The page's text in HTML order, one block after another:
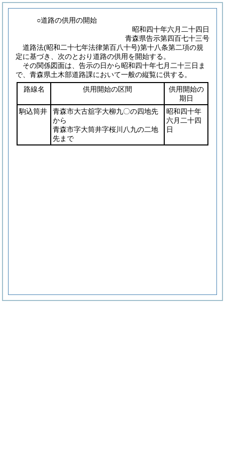
○道路の供用の開始
昭和四十年六月二十四日
青森県告示第四百七十三号
道路法(昭和二十七年法律第百八十号)第十八条第二項の規
定に基づき、次のとおり道路の供用を開始する。
その関係図面は、告示の日から昭和四十年七月二十三日ま
で、青森県土木部道路課において一般の縦覧に供する。
路線名
供用開始の区間
供用開始の
期日
駒込筒井
青森市大古舘字大柳九〇の四地先
から
青森市字大筒井字桜川八九の二地
先まで
昭和四十年
六月二十四
日